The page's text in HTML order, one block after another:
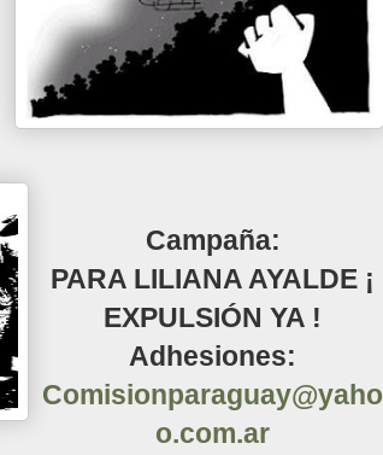
Campaña:
PARA LILIANA AYALDE ¡
EXPULSIÓN YA !
Adhesiones:
Comisionparaguay@yaho
o.com.ar